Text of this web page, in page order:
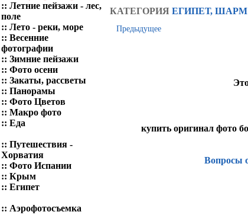
:: Летние пейзажи - лес,
поле
:: Лето - реки, море
:: Весенние
фотографии
:: Зимние пейзажи
:: Фото осени
:: Закаты, рассветы
:: Панорамы
:: Фото Цветов
:: Макро фото
:: Еда
:: Путешествия -
Хорватия
:: Фото Испании
:: Крым
:: Египет
:: Аэрофотосъемка
КАТЕГОРИЯ ЕГИПЕТ,
Предыдущее
купить оригинал фото
Вопросы